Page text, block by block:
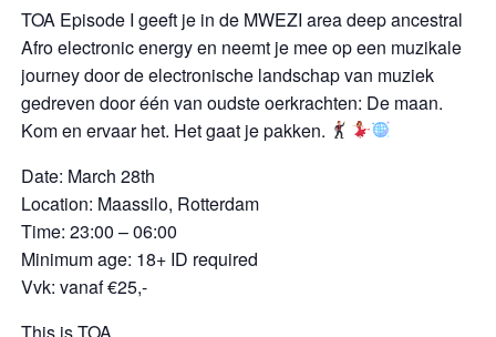
TOA Episode I geeft je in de MWEZI area deep ancestral
Afro electronic energy en neemt je mee op een muzikale
journey door de electronische landschap van muziek
gedreven door één van oudste oerkrachten: De maan.
Kom en ervaar het. Het gaat je pakken.
Date: March 28th
Location: Maassilo, Rotterdam
Time: 23:00 – 06:00
Minimum age: 18+ ID required
Vvk: vanaf €25,-